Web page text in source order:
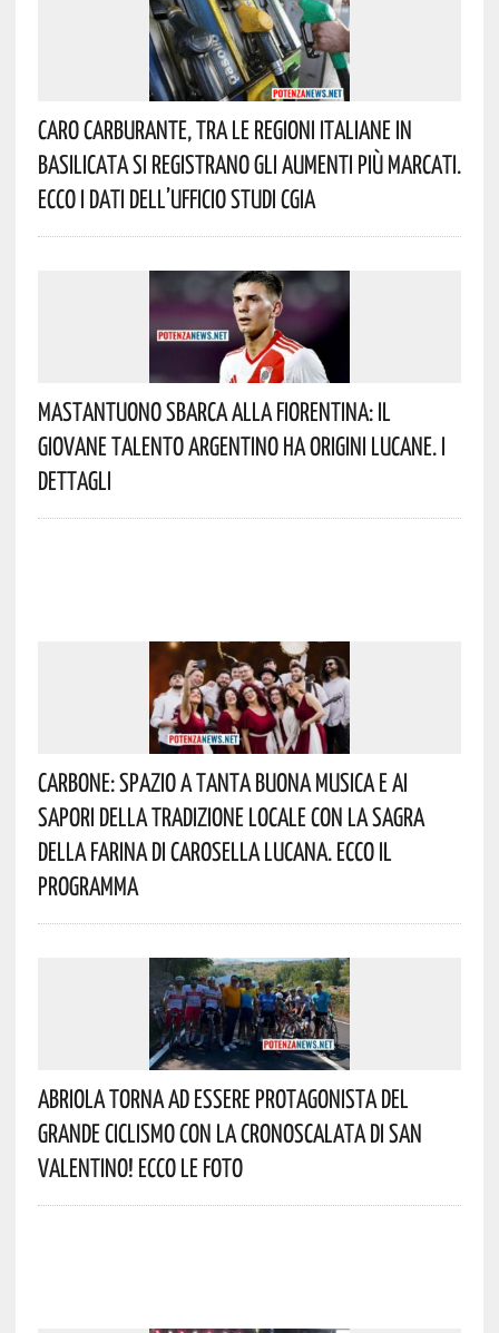
Caro Carburante, Tra Le Regioni Italiane In
Basilicata Si Registrano Gli Aumenti Più Marcati.
Ecco I Dati Dell’Ufficio Studi CGIA
Mastantuono Sbarca Alla Fiorentina: Il
Giovane Talento Argentino Ha Origini Lucane. I
Dettagli
Carbone: Spazio A Tanta Buona Musica E Ai
Sapori Della Tradizione Locale Con La Sagra
Della Farina Di Carosella Lucana. Ecco Il
Programma
Abriola Torna Ad Essere Protagonista Del
Grande Ciclismo Con La Cronoscalata Di San
Valentino! Ecco Le Foto